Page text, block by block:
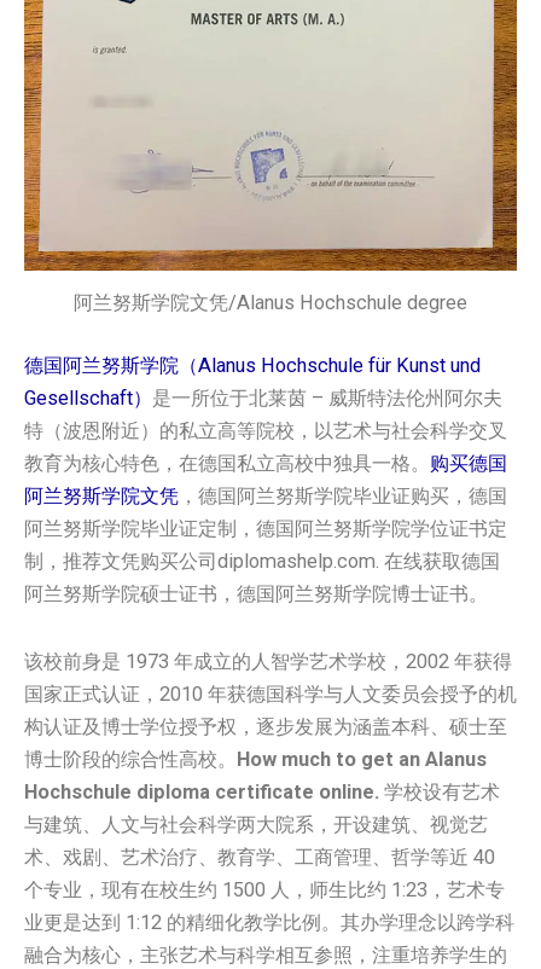
阿兰努斯学院文凭/Alanus Hochschule degree
德国阿兰努斯学院（Alanus Hochschule für Kunst und
Gesellschaft） 是一所位于北莱茵 – 威斯特法伦州阿尔夫
特（波恩附近）的私立高等院校，以艺术与社会科学交叉
教育为核心特色，在德国私立高校中独具一格。 购买德国
阿兰努斯学院‌‌‌‌‌‌文凭 ，德国阿兰努斯学院‌‌‌‌‌‌毕业证购买，德国
阿兰努斯学院‌‌‌‌‌‌毕业证定制，德国阿兰努斯学院‌‌‌‌‌‌学位证书定
制，推荐文凭购买公司diplomashelp.com. 在线获取德国
阿兰努斯学院‌‌‌‌‌‌硕士证书，德国阿兰努斯学院‌‌‌‌‌‌博士证书。
该校前身是 1973 年成立的人智学艺术学校，2002 年获得
国家正式认证，2010 年获德国科学与人文委员会授予的机
构认证及博士学位授予权，逐步发展为涵盖本科、硕士至
博士阶段的综合性高校。 How much to get an Alanus
Hochschule diploma certificate online. 学校设有艺术
与建筑、人文与社会科学两大院系，开设建筑、视觉艺
术、戏剧、艺术治疗、教育学、工商管理、哲学等近 40
个专业，现有在校生约 1500 人，师生比约 1:23，艺术专
业更是达到 1:12 的精细化教学比例。其办学理念以跨学科
融合为核心，主张艺术与科学相互参照，注重培养学生的